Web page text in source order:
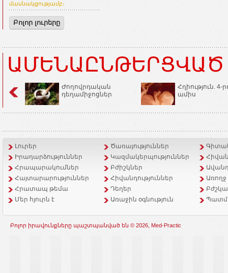
մասնակցությամբ։
Բոլոր լուրերը
Ժողովրդական
դեղամիջոցներ
Հղիություն. 4-
ամիս
Լուրեր Ծառայություններ
Իրադարձություններ
Կազմակերպություններ
Հրապարակումներ
Բժիշկներ
Հայտարարություններ
Հիվանդություններ
Հրատապ թեմա
Դեղեր
Մեր հյուրն է
Առաջին օգնություն
Բոլոր իրավունքները պաշտպանված են © 2026, Med-Practic